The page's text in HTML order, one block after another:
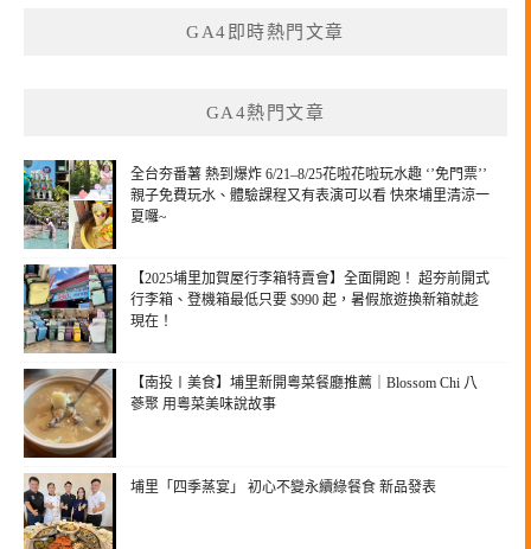
GA4即時熱門文章
GA4熱門文章
全台夯番薯 熱到爆炸 6/21–8/25花啦花啦玩水趣 ‘’免門票’’
親子免費玩水、體驗課程又有表演可以看 快來埔里清涼一
夏囉~
【2025埔里加賀屋行李箱特賣會】全面開跑！ 超夯前開式
行李箱、登機箱最低只要 $990 起，暑假旅遊換新箱就趁
現在！
【南投〡美食】埔里新開粵菜餐廳推薦｜Blossom Chi 八
蔘聚 用粵菜美味說故事
埔里「四季蒸宴」 初心不變永續綠餐食 新品發表